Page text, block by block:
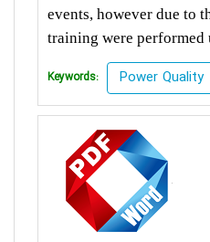
events, however due to
training were performed
Keywords: Power Quality